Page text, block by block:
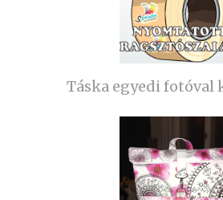
Táska egyedi fotóval